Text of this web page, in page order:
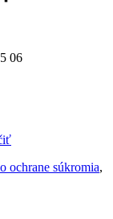
06
ochrane súkromia,